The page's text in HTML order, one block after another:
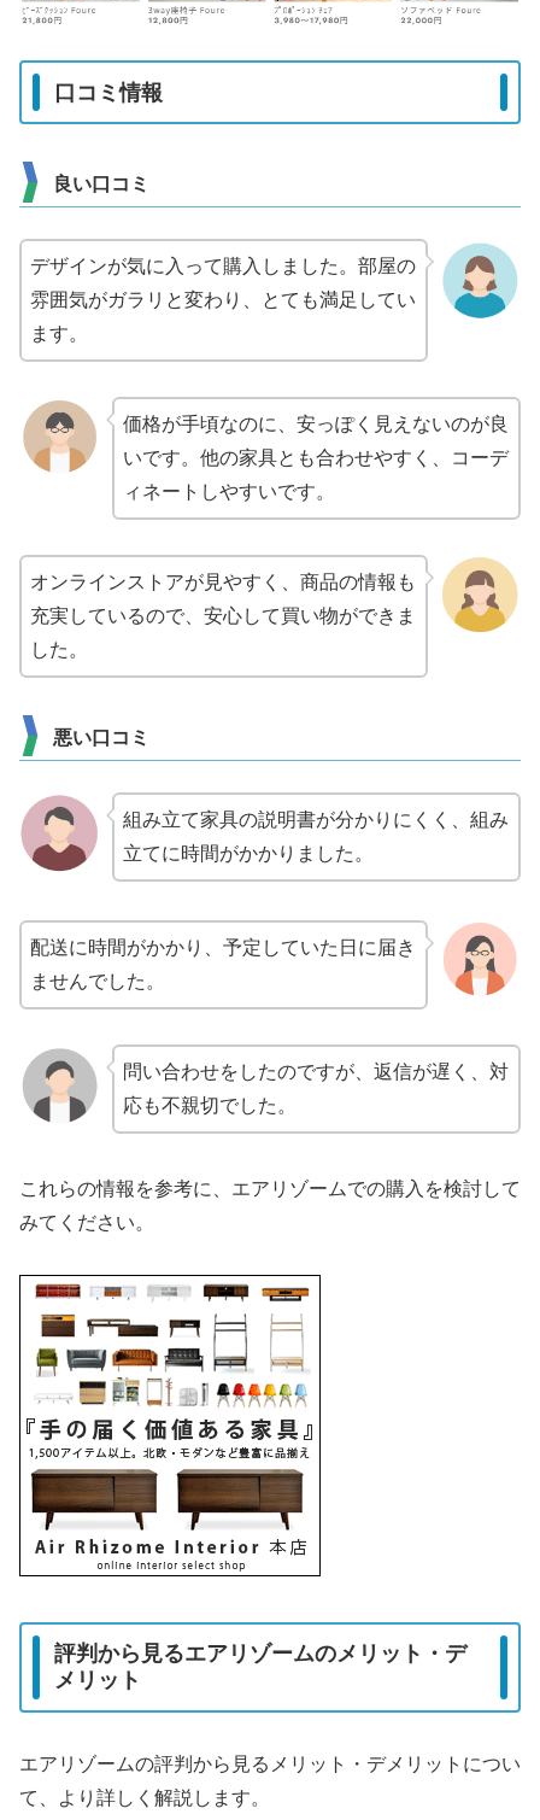
口コミ情報
良い口コミ
デザインが気に入って購入しました。部屋の
雰囲気がガラリと変わり、とても満足してい
ます。
価格が手頃なのに、安っぽく見えないのが良
いです。他の家具とも合わせやすく、コーデ
ィネートしやすいです。
オンラインストアが見やすく、商品の情報も
充実しているので、安心して買い物ができま
した。
悪い口コミ
組み立て家具の説明書が分かりにくく、組み
立てに時間がかかりました。
配送に時間がかかり、予定していた日に届き
ませんでした。
問い合わせをしたのですが、返信が遅く、対
応も不親切でした。
これらの情報を参考に、エアリゾームでの購入を検討して
みてください。
評判から見るエアリゾームのメリット・デ
メリット
エアリゾームの評判から見るメリット・デメリットについ
て、より詳しく解説します。